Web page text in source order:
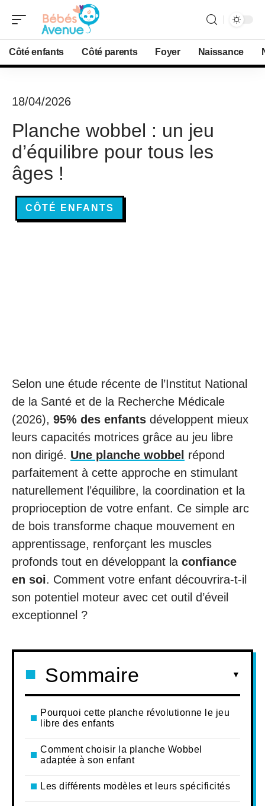
Côté enfants Côté parents Foyer Naissance
18/04/2026
Planche wobbel : un jeu
d’équilibre pour tous les
âges !
CÔTÉ ENFANTS
Selon une étude récente de l’Institut National
de la Santé et de la Recherche Médicale
(2026), 95% des enfants développent mieux
leurs capacités motrices grâce au jeu libre
non dirigé. Une planche wobbel répond
parfaitement à cette approche en stimulant
naturellement l’équilibre, la coordination et la
proprioception de votre enfant. Ce simple arc
de bois transforme chaque mouvement en
apprentissage, renforçant les muscles
profonds tout en développant la confiance
en soi. Comment votre enfant découvrira-t-il
son potentiel moteur avec cet outil d’éveil
exceptionnel ?
Sommaire
Pourquoi cette planche révolutionne le jeu
libre des enfants
Comment choisir la planche Wobbel
adaptée à son enfant
Les différents modèles et leurs spécificités